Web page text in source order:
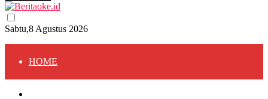
Sabtu,8 Agustus 2026
HOME